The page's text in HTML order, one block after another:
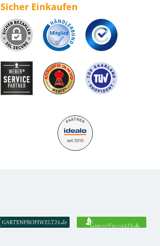
Sicher Einkaufen